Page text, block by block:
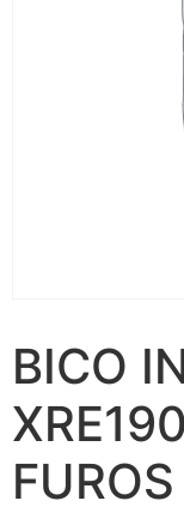
BICO
FUROS